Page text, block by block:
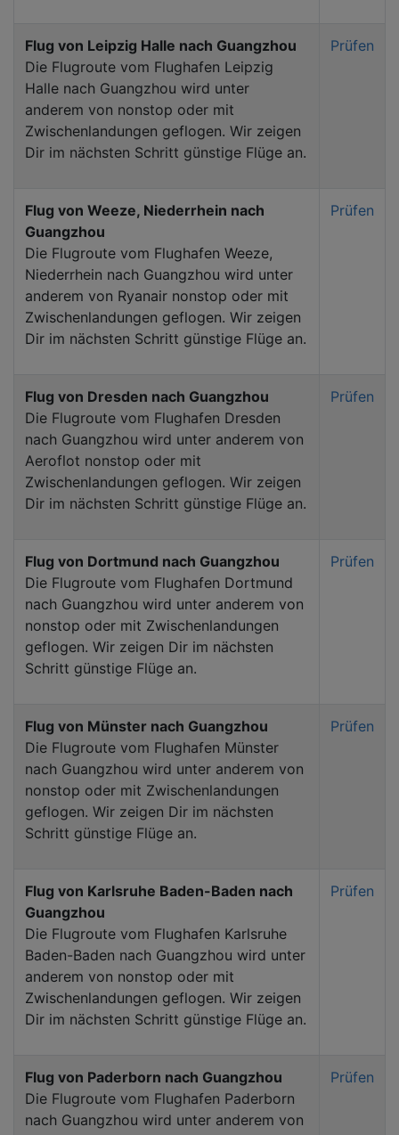
Flug von Leipzig Halle nach Guangzhou
Die Flugroute vom Flughafen Leipzig
Halle nach Guangzhou wird unter
anderem von nonstop oder mit
Zwischenlandungen geflogen. Wir zeigen
Dir im nächsten Schritt günstige Flüge an.
Prüfen
Flug von Weeze, Niederrhein nach
Guangzhou
Die Flugroute vom Flughafen Weeze,
Niederrhein nach Guangzhou wird unter
anderem von Ryanair nonstop oder mit
Zwischenlandungen geflogen. Wir zeigen
Dir im nächsten Schritt günstige Flüge an.
Prüfen
Flug von Dresden nach Guangzhou
Die Flugroute vom Flughafen Dresden
nach Guangzhou wird unter anderem von
Aeroflot nonstop oder mit
Zwischenlandungen geflogen. Wir zeigen
Dir im nächsten Schritt günstige Flüge an.
Prüfen
Flug von Dortmund nach Guangzhou
Die Flugroute vom Flughafen Dortmund
nach Guangzhou wird unter anderem von
nonstop oder mit Zwischenlandungen
geflogen. Wir zeigen Dir im nächsten
Schritt günstige Flüge an.
Prüfen
Flug von Münster nach Guangzhou
Die Flugroute vom Flughafen Münster
nach Guangzhou wird unter anderem von
nonstop oder mit Zwischenlandungen
geflogen. Wir zeigen Dir im nächsten
Schritt günstige Flüge an.
Prüfen
Flug von Karlsruhe Baden-Baden nach
Guangzhou
Die Flugroute vom Flughafen Karlsruhe
Baden-Baden nach Guangzhou wird unter
anderem von nonstop oder mit
Zwischenlandungen geflogen. Wir zeigen
Dir im nächsten Schritt günstige Flüge an.
Prüfen
Flug von Paderborn nach Guangzhou
Die Flugroute vom Flughafen Paderborn
nach Guangzhou wird unter anderem von
Prüfen